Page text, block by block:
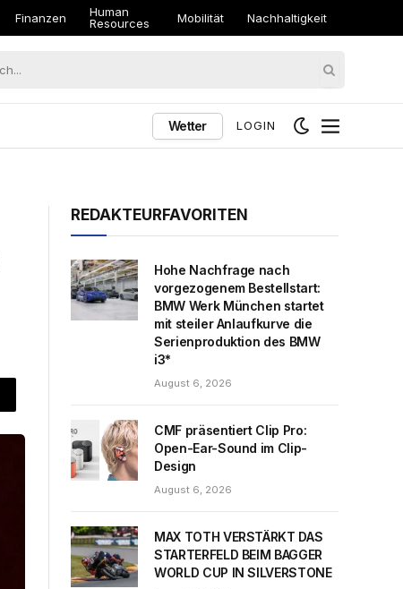
Finanzen
Human
Resources
Mobilität Nachhaltigkeit
Wetter LOGIN
REDAKTEURFAVORITEN
Hohe Nachfrage nach
vorgezogenem Bestellstart:
BMW Werk München startet
mit steiler Anlaufkurve die
Serienproduktion des BMW
i3*
August 6, 2026
CMF präsentiert Clip Pro:
Open-Ear-Sound im Clip-
Design
August 6, 2026
MAX TOTH VERSTÄRKT DAS
STARTERFELD BEIM BAGGER
WORLD CUP IN SILVERSTONE